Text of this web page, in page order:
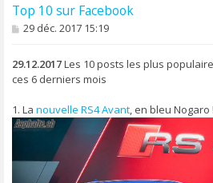
Top 10 sur Facebook
M
s
a
g
29 déc. 2017 15:19
29.12.2017Les 10 posts les plus
ces 6 derniers mois
1. La nouvelle RS4 Avant, en bleu Nogaro !